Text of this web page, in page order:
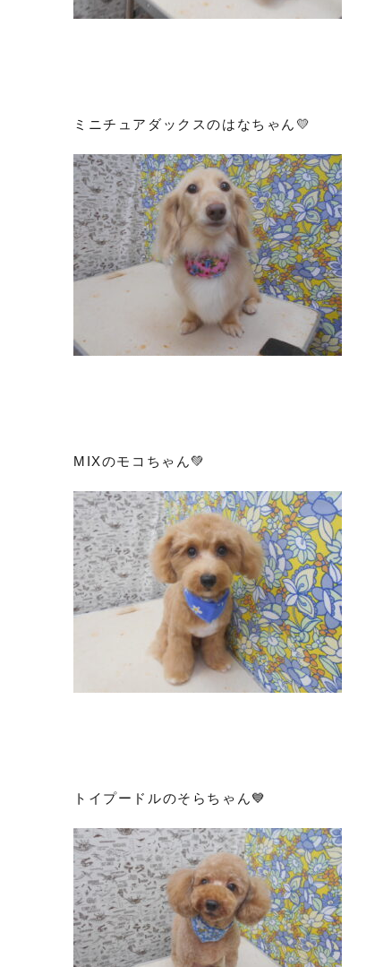
ミニチュアダックスのはなちゃん💛
MIXのモコちゃん💚
トイプードルのそらちゃん💙